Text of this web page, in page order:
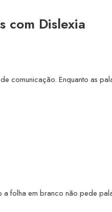
com Dislexia
comunicação. Enquanto as
a folha em branco não pede